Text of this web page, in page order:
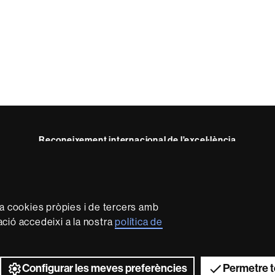
cookies pròpies i de tercers amb
accedeixi a la nostrapolítica de
Configurar les meves preferències Permetre
Reconeixement internacional de l'excel·lència
2026 Universitat Autònoma de Barcelona